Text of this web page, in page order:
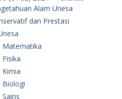
Alam Unesa
dan Prestasi
Matematika
Kimia
Biologi